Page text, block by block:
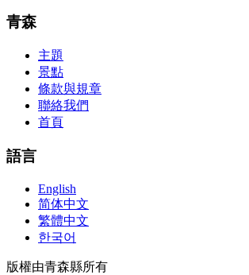
above-mentioned assay are somewhat again
download
青森
主題
景點
條款與規章
聯絡我們
首頁
語言
English
简体中文
繁體中文
한국어
版權由青森縣所有